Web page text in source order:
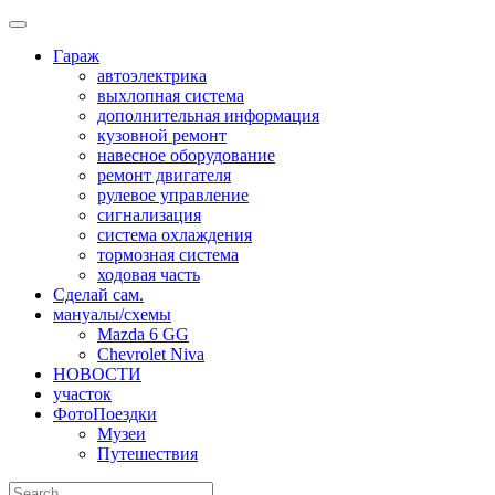
Skip
contentГараж
автоэлектрика
выхлопная система
дополнительная информация
кузовной ремонт
навесное оборудование
ремонт двигателя
рулевое управление
сигнализация
система охлаждения
тормозная система
ходовая часть
Сделай сам.
мануалы/схемы
Mazda 6 GG
Chevrolet Niva
НОВОСТИ
участок
ФотоПоездки
Музеи
Путешествия
Search